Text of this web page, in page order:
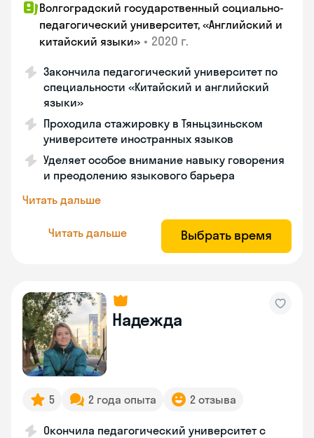
Волгоградский государственный социально-
педагогический университет, «Английский и
китайский языки» • 2020 г.
Закончила педагогический университет по
специальности «Китайский и английский
языки»
Проходила стажировку в Тяньцзиньском
университете иностранных языков
Уделяет особое внимание навыку говорения
и преодолению языкового барьера
Читать дальше
Читать дальше Выбрать время
Надежда
5 2 года опыта 2 отзыва
Окончила педагогический университет с